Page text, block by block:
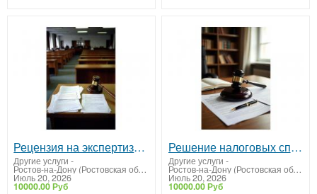
Рецензия на экспертизу. Оспорим результаты некачественной экспертизы
Другие услуги -
Ростов-на-Дону (Ростовская область)
Июль 20, 2026
10000.00 Руб
Решение налоговых споров
Другие услуги -
Ростов-на-Дону (Ростовская область)
Июль 20, 2026
10000.00 Руб